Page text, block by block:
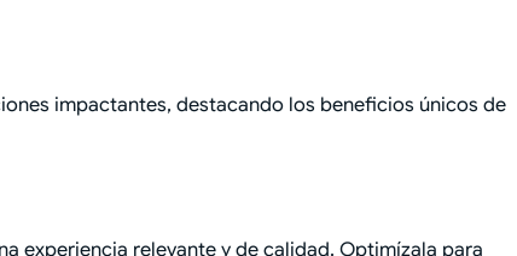
impactantes, destacando los beneficios únicos de
experiencia relevante y de calidad. Optimízala para